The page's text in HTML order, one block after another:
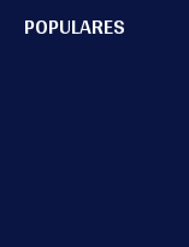
POPULARES